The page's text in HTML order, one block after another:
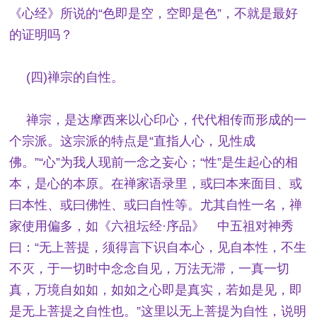
《心经》所说的“色即是空，空即是色”，不就是最好
的证明吗？
(四)禅宗的自性。
禅宗，是达摩西来以心印心，代代相传而形成的一
个宗派。这宗派的特点是“直指人心，见性成
佛。”“心”为我人现前一念之妄心；“性”是生起心的相
本，是心的本原。在禅家语录里，或曰本来面目、或
曰本性、或曰佛性、或曰自性等。尤其自性一名，禅
家使用偏多，如《六祖坛经·序品》 中五祖对神秀
曰：“无上菩提，须得言下识自本心，见自本性，不生
不灭，于一切时中念念自见，万法无滞，一真一切
真，万境自如如，如如之心即是真实，若如是见，即
是无上菩提之自性也。”这里以无上菩提为自性，说明